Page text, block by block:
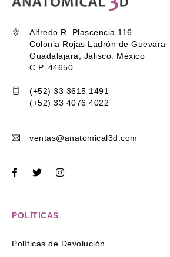
Alfredo R. Plascencia 116
Colonia Rojas Ladrón de Guevara
Guadalajara, Jalisco. México
C.P. 44650
(+52) 33 3615 1491
(+52) 33 4076 4022
ventas@anatomical3d.com
POLÍTICAS
Políticas de Devolución